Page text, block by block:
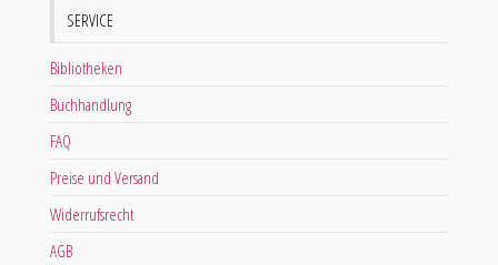
SERVICE
Bibliotheken
Buchhandlung
FAQ
Preise und Versand
Widerrufsrecht
AGB